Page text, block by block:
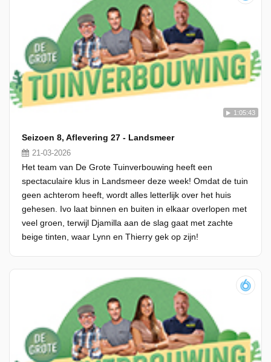
1:05:43
Seizoen 8, Aflevering 27 - Landsmeer
21-03-2026
Het team van De Grote Tuinverbouwing heeft een
spectaculaire klus in Landsmeer deze week! Omdat de tuin
geen achterom heeft, wordt alles letterlijk over het huis
gehesen. Ivo laat binnen en buiten in elkaar overlopen met
veel groen, terwijl Djamilla aan de slag gaat met zachte
beige tinten, waar Lynn en Thierry gek op zijn!